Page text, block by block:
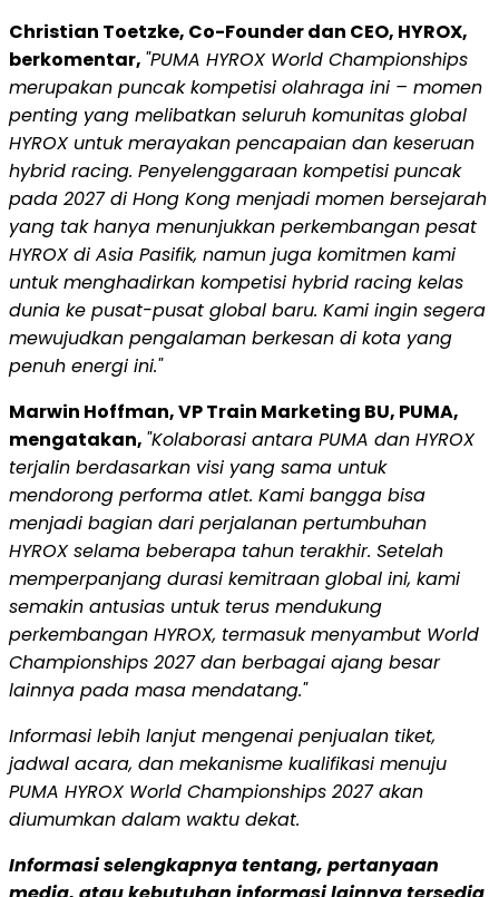
Christian Toetzke, Co-Founder dan CEO, HYROX,
berkomentar, "PUMA HYROX World Championships
merupakan puncak kompetisi olahraga ini – momen
penting yang melibatkan seluruh komunitas global
HYROX untuk merayakan pencapaian dan keseruan
hybrid racing. Penyelenggaraan kompetisi puncak
pada 2027 di Hong Kong menjadi momen bersejarah
yang tak hanya menunjukkan perkembangan pesat
HYROX di Asia Pasifik, namun juga komitmen kami
untuk menghadirkan kompetisi hybrid racing kelas
dunia ke pusat-pusat global baru. Kami ingin segera
mewujudkan pengalaman berkesan di kota yang
penuh energi ini."
Marwin Hoffman, VP Train Marketing BU, PUMA,
mengatakan, "Kolaborasi antara PUMA dan HYROX
terjalin berdasarkan visi yang sama untuk
mendorong performa atlet. Kami bangga bisa
menjadi bagian dari perjalanan pertumbuhan
HYROX selama beberapa tahun terakhir. Setelah
memperpanjang durasi kemitraan global ini, kami
semakin antusias untuk terus mendukung
perkembangan HYROX, termasuk menyambut World
Championships 2027 dan berbagai ajang besar
lainnya pada masa mendatang."
Informasi lebih lanjut mengenai penjualan tiket,
jadwal acara, dan mekanisme kualifikasi menuju
PUMA HYROX World Championships 2027 akan
diumumkan dalam waktu dekat.
Informasi selengkapnya tentang, pertanyaan